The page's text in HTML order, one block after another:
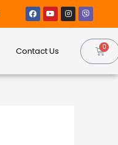
Contact Us